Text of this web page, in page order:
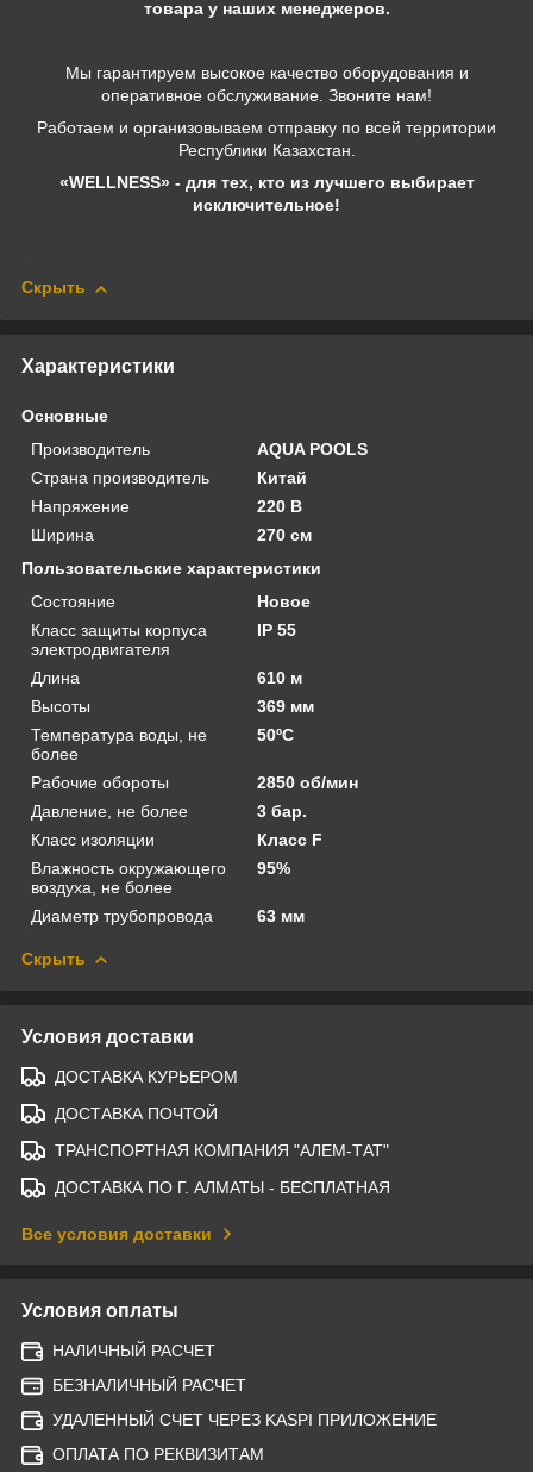
товара у наших менеджеров.
Мы гарантируем высокое качество оборудования и
оперативное обслуживание. Звоните нам!
Работаем и организовываем отправку по всей территории
Республики Казахстан.
«WELLNESS» - для тех, кто из лучшего выбирает
исключительное!
Скрыть
Характеристики
Основные
Производитель
AQUA POOLS
Страна производитель
Китай
Напряжение
220 В
Ширина
270 см
Пользовательские характеристики
Состояние
Новое
Класс защиты корпуса
электродвигателя
IP 55
Длина
610 м
Высоты
369 мм
Температура воды, не
более
50ºС
Рабочие обороты
2850 об/мин
Давление, не более
3 бар.
Класс изоляции
Класс F
Влажность окружающего
воздуха, не более
95%
Диаметр трубопровода 63 мм
Скрыть
Условия доставки
ДОСТАВКА КУРЬЕРОМ
ДОСТАВКА ПОЧТОЙ
ТРАНСПОРТНАЯ КОМПАНИЯ "АЛЕМ-ТАТ"
ДОСТАВКА ПО Г. АЛМАТЫ - БЕСПЛАТНАЯ
Все условия доставки
Условия оплаты
НАЛИЧНЫЙ РАСЧЕТ
БЕЗНАЛИЧНЫЙ РАСЧЕТ
УДАЛЕННЫЙ СЧЕТ ЧЕРЕЗ KASPI ПРИЛОЖЕНИЕ
ОПЛАТА ПО РЕКВИЗИТАМ